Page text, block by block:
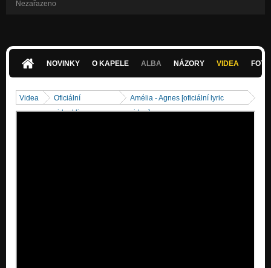
Nezařazeno
NOVINKY O KAPELE ALBA NÁZORY VIDEA
Videa
Oficiální
videoklipy
Amélia - Agnes [oficiální lyric
video]